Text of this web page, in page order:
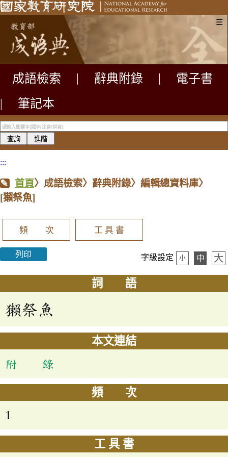
☰
成語檢索 辭典附錄
電子書
|
筆記本
:::
首頁〉成語檢索〉辭典附錄〉編輯總資料庫〉
[獺祭魚]
頻 次 工 具 書
列印 字級設定 小 中 大
詞 語
獺祭魚
本文連結
附 錄
頻 次
1
工 具 書